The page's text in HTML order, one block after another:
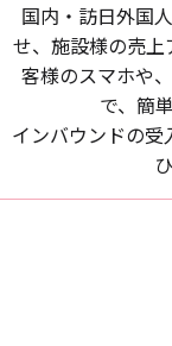
国内・訪日外国
せ、施設様の売
客様のスマホや
で、簡
インバウンドの